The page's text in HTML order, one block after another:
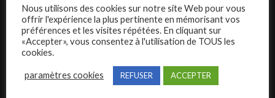
Offres d’emploi
Questions fréquentes
Blog
Contact
Nous utilisons des cookies sur notre site Web pour vous
offrir l'expérience la plus pertinente en mémorisant vos
préférences et les visites répétées. En cliquant sur
«Accepter», vous consentez à l'utilisation de TOUS les
cookies.
paramètres cookies REFUSER ACCEPTER